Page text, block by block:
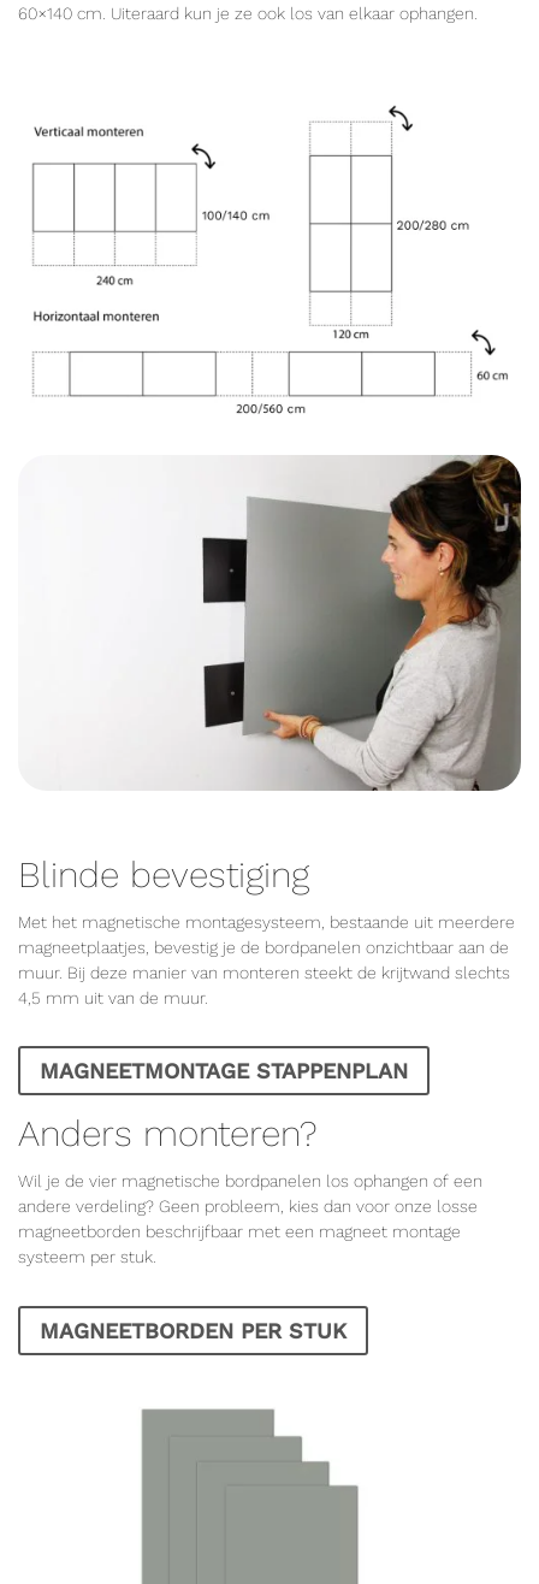
60×140 cm. Uiteraard kun je ze ook los van elkaar ophangen.
Blinde bevestiging
Met het magnetische montagesysteem, bestaande uit meerdere
magneetplaatjes, bevestig je de bordpanelen onzichtbaar aan de
muur. Bij deze manier van monteren steekt de krijtwand slechts
4,5 mm uit van de muur.
MAGNEETMONTAGE STAPPENPLAN
Anders monteren?
Wil je de vier magnetische bordpanelen los ophangen of een
andere verdeling? Geen probleem, kies dan voor onze losse
magneetborden beschrijfbaar met een magneet montage
systeem per stuk.
MAGNEETBORDEN PER STUK